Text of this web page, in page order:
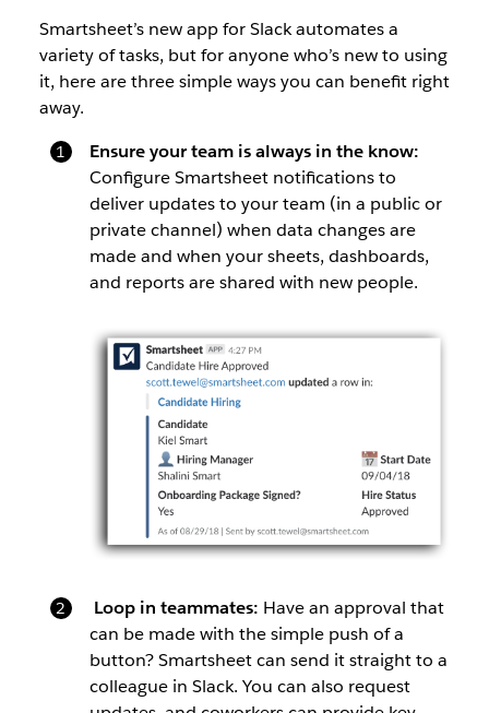
Smartsheet’s new app for Slack automates a
variety of tasks, but for anyone who’s new to using
it, here are three simple ways you can benefit right
away.
Ensure your team is always in the know:
Configure Smartsheet notifications to
deliver updates to your team (in a public or
private channel) when data changes are
made and when your sheets, dashboards,
and reports are shared with new people.
Loop in teammates: Have an approval that
can be made with the simple push of a
button? Smartsheet can send it straight to a
colleague in Slack. You can also request